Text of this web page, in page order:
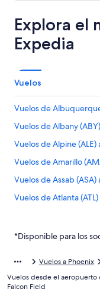
Explora el
Expedia
Vuelos
Vuelos de
Vuelos de Albany
Vuelos de Alpine (ALE)
Vuelos de Amarillo
Vuelos de Assab (ASA)
Vuelos de Atlanta
Vuelos de Hartford
Vuelos de Bismarck
Vuelos de Bloomington
*Disponible para los
Vuelos a Phoenix
Vuelos desde el
Falcon Field